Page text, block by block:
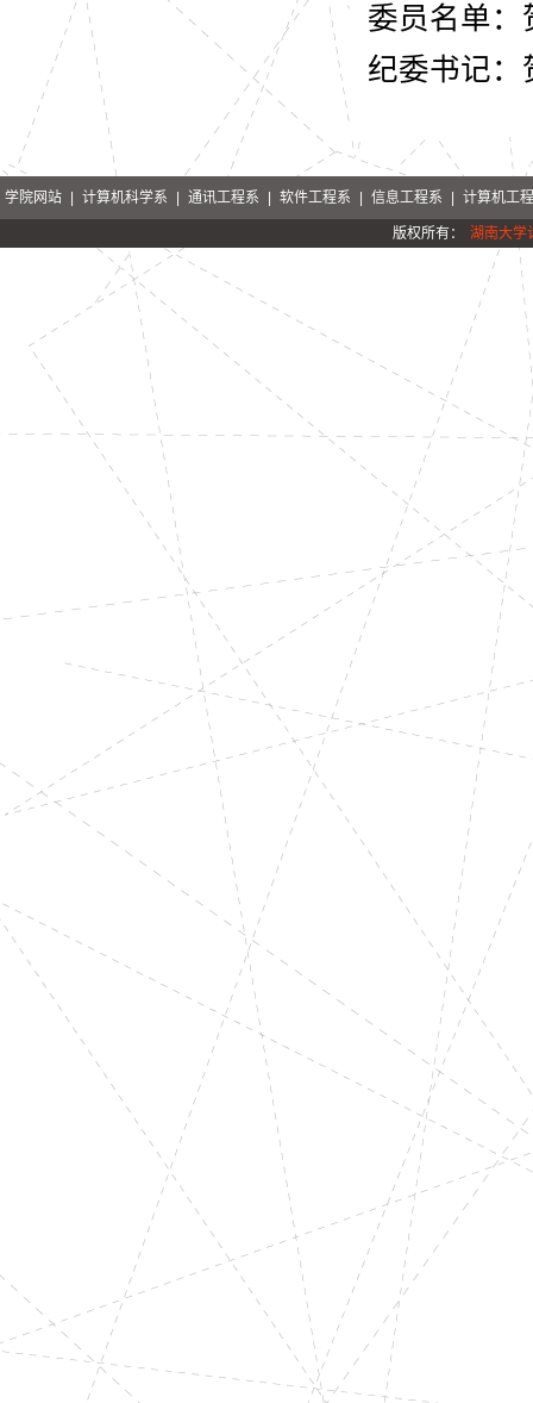
委员名单：
纪委书记：
学院网站 计算机科学系 通讯工程系 软件工程系 信息工程系 计算机工
版权所有： 湖南大学